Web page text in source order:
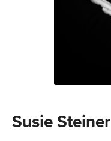
Susie Steiner